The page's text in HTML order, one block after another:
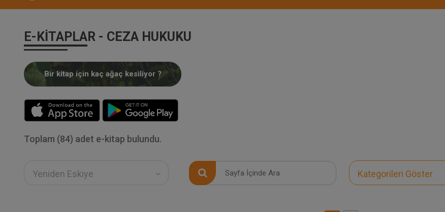
E-KITAPLAR - CEZA HUKUKU
Bir kitap için kaç ağaç kesiliyor ?
Toplam (84) adet e-kitap bulundu.
Yeniden Eskiye Kategorileri Göster